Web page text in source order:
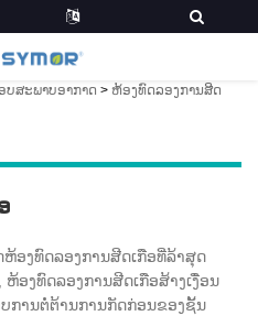
ບສະພາບອາກາດ > ຫ້ອງທົດລອງການສີດ
ອງທົດລອງການສີດເກືອທີ່ລ້າສຸດ
ອງທົດລອງການສີດເກືອສ້າງເງື່ອນ
ການຕໍ່ຕ້ານການກັດກ່ອນຂອງຊັ້ນ